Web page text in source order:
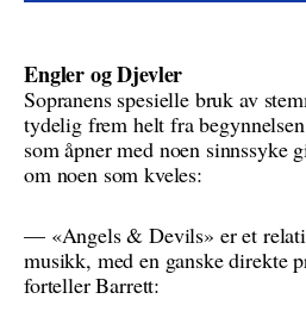
Engler og Djevler
Sopranens spesielle bruk av
tydelig frem helt fra
som åpner med noen sinnssyke
om noen som kveles:
— «Angels & Devils» er et
musikk, med en ganske direkte
forteller Barrett: